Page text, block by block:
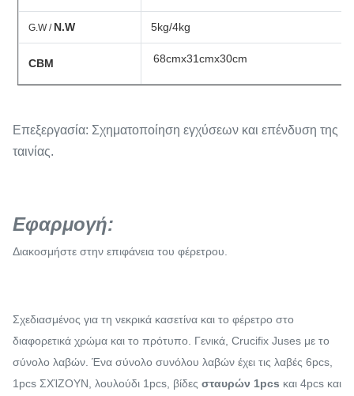
G.W / N.W 5kg/4kg
CBM 68cmx31cmx30cm
Επεξεργασία: Σχηματοποίηση εγχύσεων και επένδυση της
ταινίας.
Εφαρμογή:
Διακοσμήστε στην επιφάνεια του φέρετρου.
Σχεδιασμένος για τη νεκρικά κασετίνα και το φέρετρο στο
διαφορετικά χρώμα και το πρότυπο. Γενικά, Crucifix Juses με το
σύνολο λαβών. Ένα σύνολο συνόλου λαβών έχει τις λαβές 6pcs,
1pcs ΣΧΊΖΟΥΝ, λουλούδι 1pcs, βίδες σταυρών 1pcs και 4pcs και